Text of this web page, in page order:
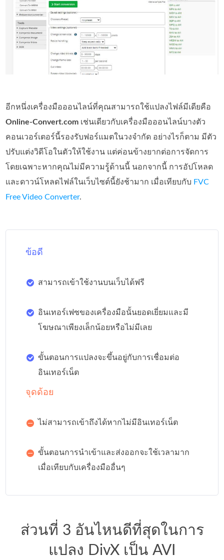
อีกหนึ่งเครื่องมือออนไลน์ที่คุณสามารถใช้แปลงไฟล์มีเดียคือ
Online-Convert.com เช่นเดียวกับเครื่องมือออนไลน์บางตัว
คอนเวอร์เตอร์นี้รองรับฟอร์แมตในวงจำกัด อย่างไรก็ตาม มีตัว
ปรับแต่งวิดีโอในตัวให้ใช้งาน แต่ค่อนข้างยากต่อการจัดการ
โดยเฉพาะหากคุณไม่มีความรู้ด้านนี้ นอกจากนี้ การอัปโหลด
และดาวน์โหลดไฟล์ในเว็บไซต์นี้ยังช้ามาก เมื่อเทียบกับ FVC
Free Video Converter.
ข้อดี
สามารถเข้าใช้งานบนเว็บได้ฟรี
อินเทอร์เฟซของเครื่องมือนั้นยอดเยี่ยมและมี
โฆษณาเพียงเล็กน้อยหรือไม่มีเลย
ขั้นตอนการแปลงจะขึ้นอยู่กับการเชื่อมต่อ
อินเทอร์เน็ต
จุดด้อย
ไม่สามารถเข้าถึงได้หากไม่มีอินเทอร์เน็ต
ขั้นตอนการนำเข้าและส่งออกจะใช้เวลามาก
เมื่อเทียบกับเครื่องมืออื่นๆ
ส่วนที่ 3 อันไหนดีที่สุดในการ
แปลง DivX เป็น AVI